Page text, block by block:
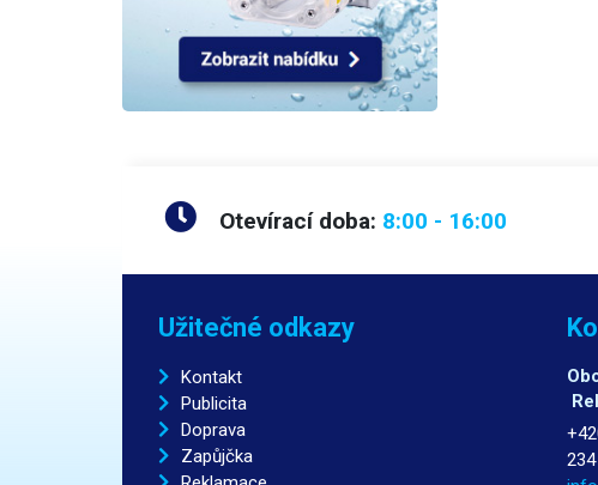
Otevírací doba: 8:00 - 16:00
Užitečné odkazy
Kontakt
Publicita
Doprava
Zapůjčka